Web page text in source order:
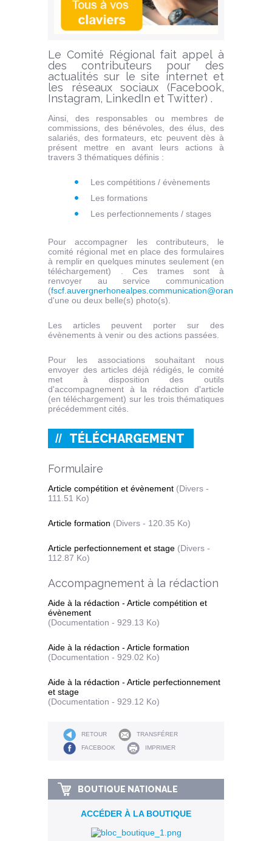
Le Comité Régional fait appel à
des contributeurs pour des
actualités sur le site internet et
les réseaux sociaux (Facebook,
Instagram, LinkedIn et Twitter) .
Ainsi, des responsables ou membres de
commissions, des bénévoles, des élus, des
salariés, des formateurs, etc peuvent dès à
présent mettre en avant leurs actions à
travers 3 thématiques définis :
Les compétitions / évènements
Les formations
Les perfectionnements / stages
Pour accompagner les contributeurs, le
comité régional met en place des formulaires
à remplir en quelques minutes seulement (en
téléchargement) . Ces trames sont à
renvoyer au service communication
(fscf.auvergnerhonealpes.communication@orange.fr
d'une ou deux belle(s) photo(s).
Les articles peuvent porter sur des
évènements à venir ou des actions passées.
Pour les associations souhaitant nous
envoyer des articles déjà rédigés, le comité
met à disposition des outils
d'accompagnement à la rédaction d'article
(en téléchargement) sur les trois thématiques
précédemment cités.
TÉLÉCHARGEMENT
Formulaire
Article compétition et évènement (Divers -
111.51 Ko)
Article formation (Divers - 120.35 Ko)
Article perfectionnement et stage (Divers -
112.87 Ko)
Accompagnement à la rédaction
Aide à la rédaction - Article compétition et
évènement
(Documentation - 929.13 Ko)
Aide à la rédaction - Article formation
(Documentation - 929.02 Ko)
Aide à la rédaction - Article perfectionnement
et stage
(Documentation - 929.12 Ko)
RETOUR
TRANSFÉRER
FACEBOOK
IMPRIMER
BOUTIQUE NATIONALE
ACCÉDER À LA BOUTIQUE